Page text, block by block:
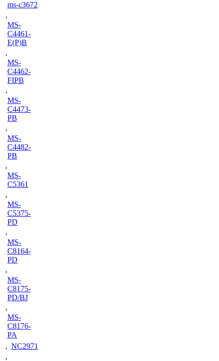
ms-c3672
,
MS-
C4461-
E(P)B
,
MS-
C4462-
FIPB
,
MS-
C4473-
PB
,
MS-
C4482-
PB
,
MS-
C5361
,
MS-
C5375-
PD
,
MS-
C8164-
PD
,
MS-
C8175-
PD/BJ
,
MS-
C8176-
PA
, NC2971
,